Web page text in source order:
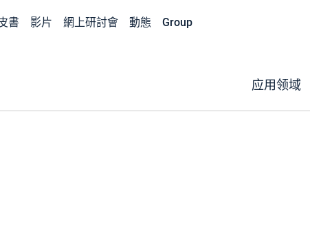
書 影片 網上研討會 動態 Group
应用领域